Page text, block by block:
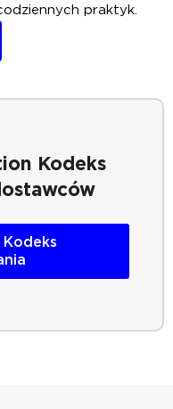
praktyk.
Kodeks